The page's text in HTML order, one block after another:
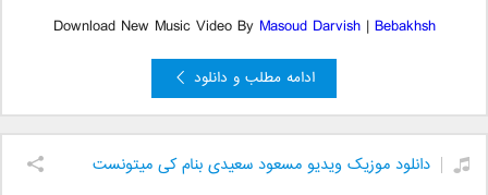
Download New Music Video By Masoud Darvish| Bebakhsh
ادامه مطلب و دانلود
دانلود موزیک ویدیو مسعود سعیدی بنام کی میتونست